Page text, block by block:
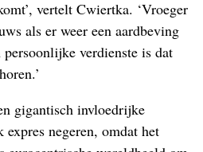
vertelt Cwiertka. ‘Vroeger
als er weer een aardbeving
verdienste is dat
gigantisch invloedrijke
negeren, omdat het